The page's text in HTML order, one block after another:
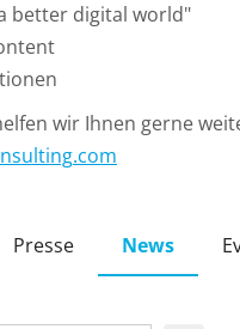
better digital world"
wir Ihnen gerne
.com
Presse News